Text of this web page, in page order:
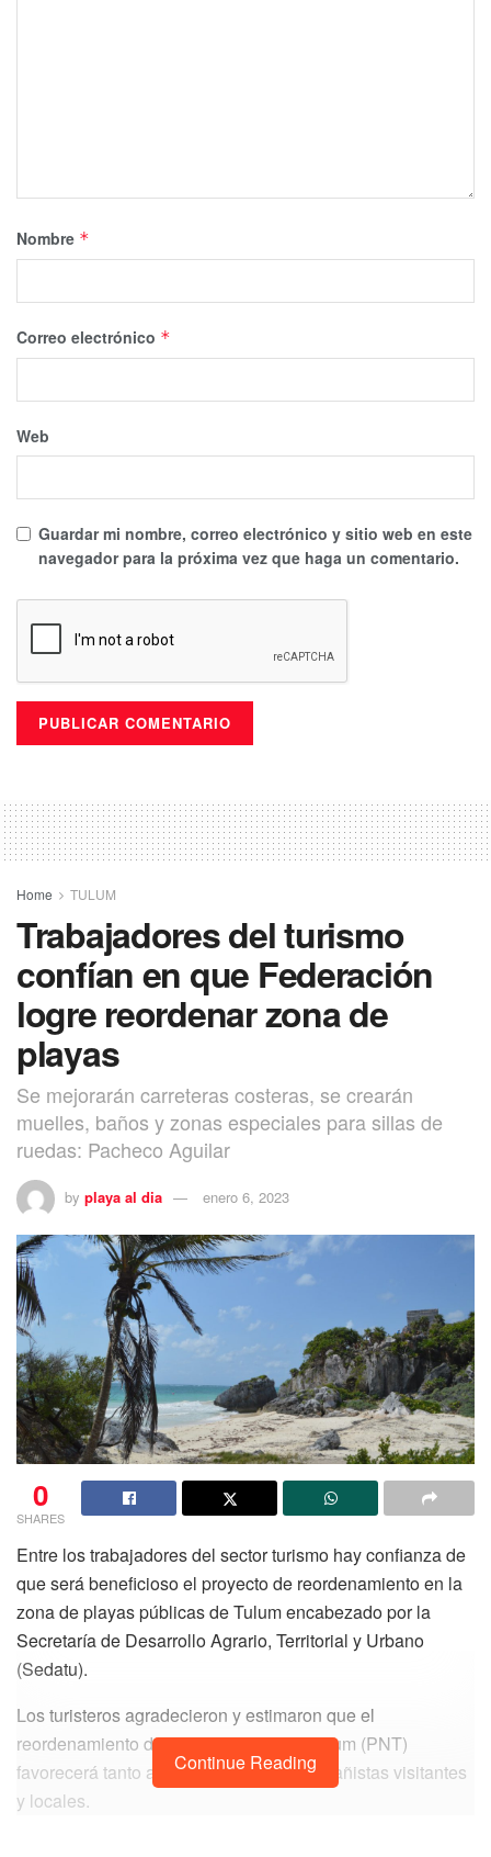
Nombre *
Correo electrónico *
Web
Guardar mi nombre, correo electrónico y sitio web en este
navegador para la próxima vez que haga un comentario.
Home TULUM
Trabajadores del turismo
confían en que Federación
logre reordenar zona de
playas
Se mejorarán carreteras costeras, se crearán
muelles, baños y zonas especiales para sillas de
ruedas: Pacheco Aguilar
by playa al dia enero 6, 2023
0
SHARES
Entre los trabajadores del sector turismo hay confianza de
que será beneficioso el proyecto de reordenamiento en la
zona de playas públicas de Tulum encabezado por la
Secretaría de Desarrollo Agrario, Territorial y Urbano
(Sedatu).
Los turisteros agradecieron y estimaron que el
reordenamiento del Parque Nacional Tulum (PNT)
favorecerá tanto a su sector como a los bañistas visitantes
y locales.
Continue Reading